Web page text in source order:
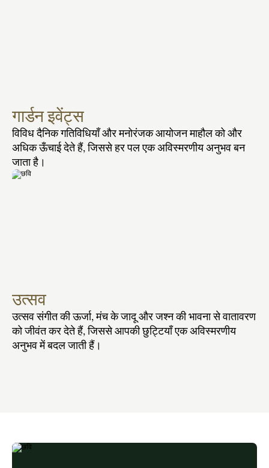
गार्डन इवेंट्स
विविध दैनिक गतिविधियाँ और मनोरंजक आयोजन माहौल को और
अधिक ऊँचाई देते हैं, जिससे हर पल एक अविस्मरणीय अनुभव बन
जाता है।
उत्सव
उत्सव संगीत की ऊर्जा, मंच के जादू और जश्न की भावना से वातावरण
को जीवंत कर देते हैं, जिससे आपकी छुट्टियाँ एक अविस्मरणीय
अनुभव में बदल जाती हैं।